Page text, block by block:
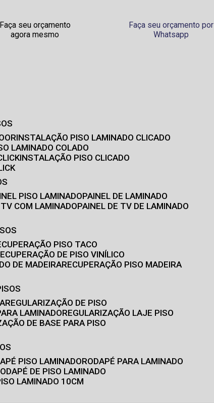
Faça seu orçamento
agora mesmo
Faça seu orçamento por
Whatsapp
INSTALAÇÃO PISO LAMINADO CLICADO
LAMINADO COLADO
INSTALAÇÃO PISO CLICADO
PISO LAMINADO PAINEL DE LAMINADO
TV COM LAMINADO PAINEL DE TV DE LAMINADO
PISO TACO
RECUPERAÇÃO DE PISO VINÍLICO
DE MADEIRA RECUPERAÇÃO PISO MADEIRA
REGULARIZAÇÃO DE PISO
LAMINADO REGULARIZAÇÃO LAJE PISO
DE BASE PARA PISO
PISO LAMINADO RODAPÉ PARA LAMINADO
RODAPÉ DE PISO LAMINADO
LAMINADO 10CM